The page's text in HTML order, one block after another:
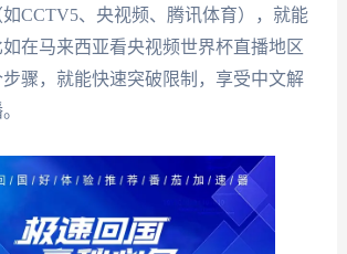
CCTV5、央视频、腾讯体育），就能
在马来西亚看央视频世界杯直播地区
骤，就能快速突破限制，享受中文解